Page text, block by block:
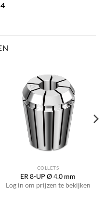
COLLETS
ER 8-UP Ø 4.0 mm
Log in om prijzen te bekijken